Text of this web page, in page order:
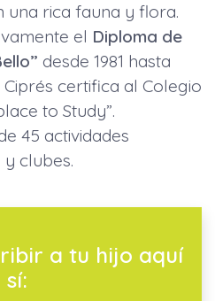
una rica fauna y flora.
el Diploma de
desde 1981 hasta
Ciprés certifica al Colegio
to Study”.
45 actividades
clubes.
a tu hijo aquí
sí: